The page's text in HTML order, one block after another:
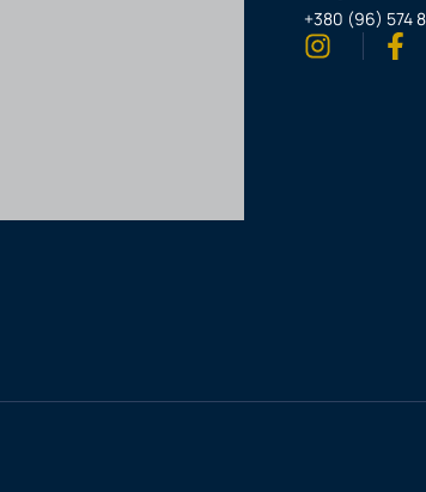
+380 (96) 574